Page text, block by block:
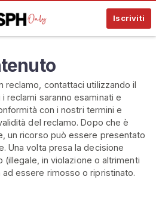
Iscriviti
reclamo, contattaci utilizzando il
reclami saranno esaminati e
con i nostri termini e
del reclamo. Dopo che è
un ricorso può essere presentato
Una volta presa la decisione
(illegale, in violazione o altrimenti
essere rimosso o ripristinato.